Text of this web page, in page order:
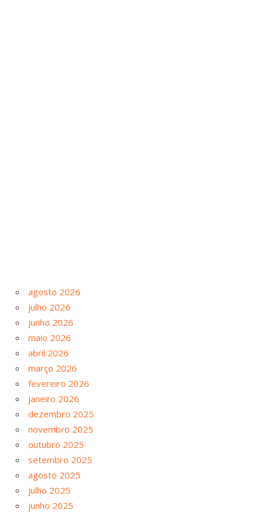
agosto 2026
julho 2026
junho 2026
maio 2026
abril 2026
março 2026
fevereiro 2026
janeiro 2026
dezembro 2025
novembro 2025
outubro 2025
setembro 2025
agosto 2025
julho 2025
junho 2025